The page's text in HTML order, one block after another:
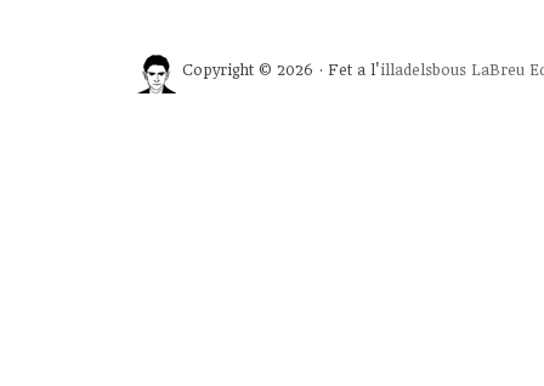
Copyright © 2026 · Fet a l'illadelsbous LaBreu